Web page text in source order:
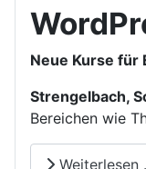
Neue Kurse für
Strengelbach,
Bereichen wie
Weiterlesen